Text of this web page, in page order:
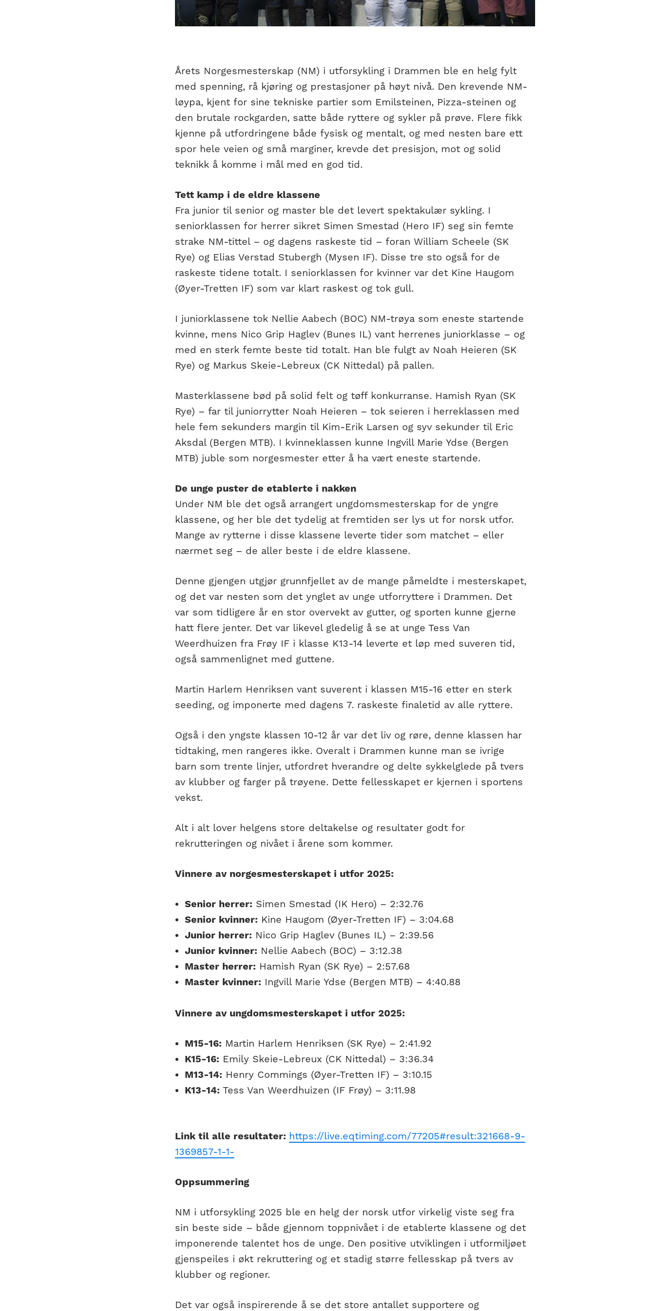
Årets Norgesmesterskap (NM) i utforsykling i Drammen ble en helg fylt
med spenning, rå kjøring og prestasjoner på høyt nivå. Den krevende NM-
løypa, kjent for sine tekniske partier som Emilsteinen, Pizza-steinen og
den brutale rockgarden, satte både ryttere og sykler på prøve. Flere fikk
kjenne på utfordringene både fysisk og mentalt, og med nesten bare ett
spor hele veien og små marginer, krevde det presisjon, mot og solid
teknikk å komme i mål med en god tid.
Tett kamp i de eldre klassene
Fra junior til senior og master ble det levert spektakulær sykling. I
seniorklassen for herrer sikret Simen Smestad (Hero IF) seg sin femte
strake NM-tittel – og dagens raskeste tid – foran William Scheele (SK
Rye) og Elias Verstad Stubergh (Mysen IF). Disse tre sto også for de
raskeste tidene totalt. I seniorklassen for kvinner var det Kine Haugom
(Øyer-Tretten IF) som var klart raskest og tok gull.
I juniorklassene tok Nellie Aabech (BOC) NM-trøya som eneste startende
kvinne, mens Nico Grip Haglev (Bunes IL) vant herrenes juniorklasse – og
med en sterk femte beste tid totalt. Han ble fulgt av Noah Heieren (SK
Rye) og Markus Skeie-Lebreux (CK Nittedal) på pallen.
Masterklassene bød på solid felt og tøff konkurranse. Hamish Ryan (SK
Rye) – far til juniorrytter Noah Heieren – tok seieren i herreklassen med
hele fem sekunders margin til Kim-Erik Larsen og syv sekunder til Eric
Aksdal (Bergen MTB). I kvinneklassen kunne Ingvill Marie Ydse (Bergen
MTB) juble som norgesmester etter å ha vært eneste startende.
De unge puster de etablerte i nakken
Under NM ble det også arrangert ungdomsmesterskap for de yngre
klassene, og her ble det tydelig at fremtiden ser lys ut for norsk utfor.
Mange av rytterne i disse klassene leverte tider som matchet – eller
nærmet seg – de aller beste i de eldre klassene.
Denne gjengen utgjør grunnfjellet av de mange påmeldte i mesterskapet,
og det var nesten som det ynglet av unge utforryttere i Drammen. Det
var som tidligere år en stor overvekt av gutter, og sporten kunne gjerne
hatt flere jenter. Det var likevel gledelig å se at unge Tess Van
Weerdhuizen fra Frøy IF i klasse K13-14 leverte et løp med suveren tid,
også sammenlignet med guttene.
Martin Harlem Henriksen vant suverent i klassen M15-16 etter en sterk
seeding, og imponerte med dagens 7. raskeste finaletid av alle ryttere.
Også i den yngste klassen 10-12 år var det liv og røre, denne klassen har
tidtaking, men rangeres ikke. Overalt i Drammen kunne man se ivrige
barn som trente linjer, utfordret hverandre og delte sykkelglede på tvers
av klubber og farger på trøyene. Dette fellesskapet er kjernen i sportens
vekst.
Alt i alt lover helgens store deltakelse og resultater godt for
rekrutteringen og nivået i årene som kommer.
Vinnere av norgesmesterskapet i utfor 2025:
Senior herrer: Simen Smestad (IK Hero) – 2:32.76
Senior kvinner: Kine Haugom (Øyer-Tretten IF) – 3:04.68
Junior herrer: Nico Grip Haglev (Bunes IL) – 2:39.56
Junior kvinner: Nellie Aabech (BOC) – 3:12.38
Master herrer: Hamish Ryan (SK Rye) – 2:57.68
Master kvinner: Ingvill Marie Ydse (Bergen MTB) – 4:40.88
Vinnere av ungdomsmesterskapet i utfor 2025:
M15-16: Martin Harlem Henriksen (SK Rye) – 2:41.92
K15-16: Emily Skeie-Lebreux (CK Nittedal) – 3:36.34
M13-14: Henry Commings (Øyer-Tretten IF) – 3:10.15
K13-14: Tess Van Weerdhuizen (IF Frøy) – 3:11.98
Link til alle resultater: https://live.eqtiming.com/77205#result:321668-9-
1369857-1-1-
Oppsummering
NM i utforsykling 2025 ble en helg der norsk utfor virkelig viste seg fra
sin beste side – både gjennom toppnivået i de etablerte klassene og det
imponerende talentet hos de unge. Den positive utviklingen i utformiljøet
gjenspeiles i økt rekruttering og et stadig større fellesskap på tvers av
klubber og regioner.
Det var også inspirerende å se det store antallet supportere og